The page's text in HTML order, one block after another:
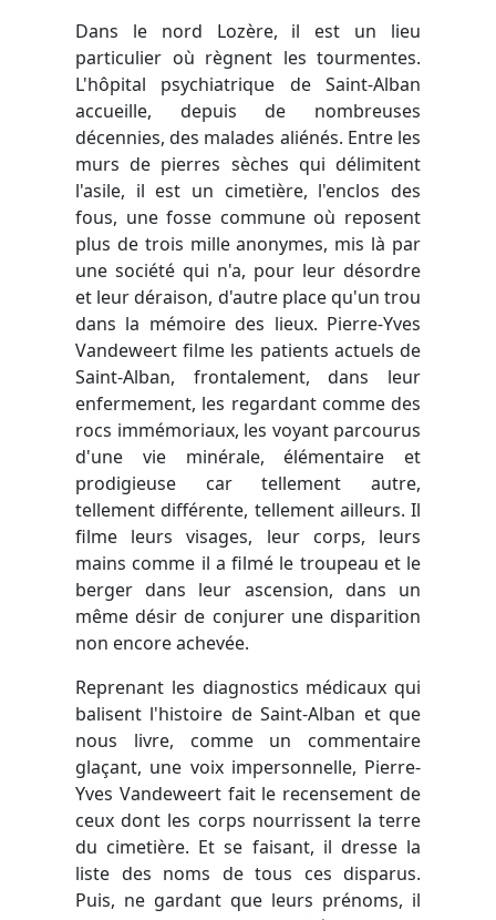
Dans le nord Lozère, il est un lieu
particulier où règnent les tourmentes.
L'hôpital psychiatrique de Saint-Alban
accueille, depuis de nombreuses
décennies, des malades aliénés. Entre les
murs de pierres sèches qui délimitent
l'asile, il est un cimetière, l'enclos des
fous, une fosse commune où reposent
plus de trois mille anonymes, mis là par
une société qui n'a, pour leur désordre
et leur déraison, d'autre place qu'un trou
dans la mémoire des lieux. Pierre-Yves
Vandeweert filme les patients actuels de
Saint-Alban, frontalement, dans leur
enfermement, les regardant comme des
rocs immémoriaux, les voyant parcourus
d'une vie minérale, élémentaire et
prodigieuse car tellement autre,
tellement différente, tellement ailleurs. Il
filme leurs visages, leur corps, leurs
mains comme il a filmé le troupeau et le
berger dans leur ascension, dans un
même désir de conjurer une disparition
non encore achevée.
Reprenant les diagnostics médicaux qui
balisent l'histoire de Saint-Alban et que
nous livre, comme un commentaire
glaçant, une voix impersonnelle, Pierre-
Yves Vandeweert fait le recensement de
ceux dont les corps nourrissent la terre
du cimetière. Et se faisant, il dresse la
liste des noms de tous ces disparus.
Puis, ne gardant que leurs prénoms, il